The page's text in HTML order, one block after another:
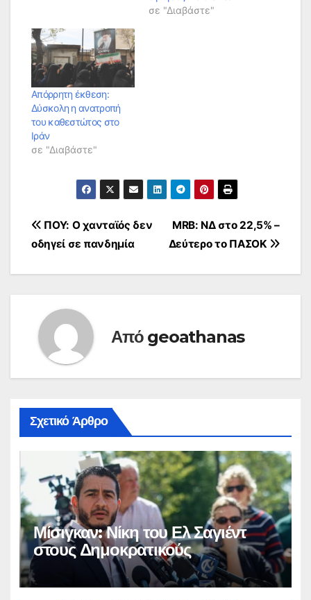
σε "Διαβάστε"
Απόρρητη έκθεση:
Δύσκολη η ανατροπή
του καθεστώτος στο
Ιράν
σε "Διαβάστε"
Πλοήγηση
άρθρων
MRB: ΝΔ στο 22,5% –
Δεύτερο το ΠΑΣΟΚ
ΠΟΥ: Ο χανταϊός δεν
οδηγεί σε πανδημία
Από geoathanas
Σχετικό Άρθρο
Μίσιγκαν: Νίκη του Ελ Σαγιέντ
στους Δημοκρατικούς